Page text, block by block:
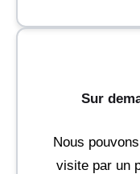
Sur
Nous
visite par un